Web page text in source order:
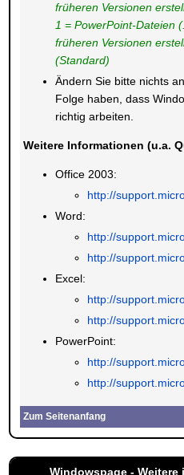
früheren Versionen
1 = PowerPoint-Dateien
früheren Versionen
(Standard)
Ändern Sie bitte nichts
Folge haben, dass
richtig arbeiten.
Weitere Informationen (u.a.
Office 2003:
http://
Word:
http://
http://
Excel:
http://
http://
PowerPoint:
http://
http://
Zum Seitenanfang
Windowspage -